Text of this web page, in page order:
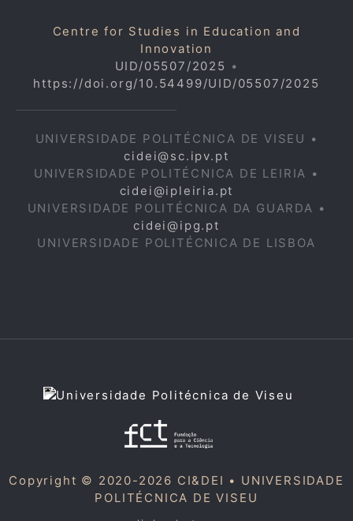
Centre for Studies in Education and
Innovation
UID/05507/2025 •
https://doi.org/10.54499/UID/05507/2025
UNIVERSIDADE POLITÉCNICA DE VISEU •
cidei@sc.ipv.pt
UNIVERSIDADE POLITÉCNICA DE LEIRIA •
cidei@ipleiria.pt
UNIVERSIDADE POLITÉCNICA DA GUARDA •
cidei@ipg.pt
UNIVERSIDADE POLITÉCNICA DE LISBOA
Copyright © 2020-2026 CI&DEI • UNIVERSIDADE
POLITÉCNICA DE VISEU